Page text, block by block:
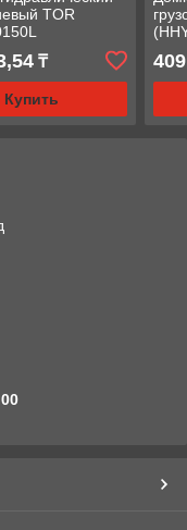
TOR
30т
₸
Купить